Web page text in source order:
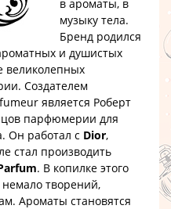
в ароматы, в
музыку тела.
Бренд родился
и душистых
великолепных
Создателем
является Роберт
парфюмерии для
Он работал с Dior,
стал производить
. В копилке этого
немало творений,
Ароматы становятся